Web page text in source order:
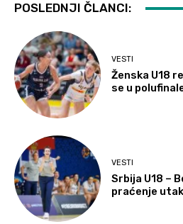
POSLEDNJI ČLANCI:
VESTI
Ženska U18
se u
VESTI
Srbija U18 –
praćenje